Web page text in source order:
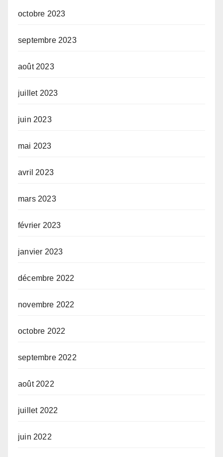
octobre 2023
septembre 2023
août 2023
juillet 2023
juin 2023
mai 2023
avril 2023
mars 2023
février 2023
janvier 2023
décembre 2022
novembre 2022
octobre 2022
septembre 2022
août 2022
juillet 2022
juin 2022